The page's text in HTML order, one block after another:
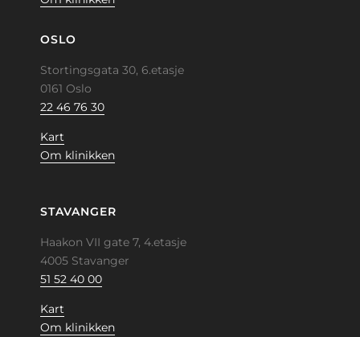
OSLO
Stortingsgata 30, 6.etasje
0161 Oslo
22 46 76 30
Kart
Om klinikken
STAVANGER
Haakon VII gate 7, 4.etasje
4005 Stavanger
51 52 40 00
Kart
Om klinikken